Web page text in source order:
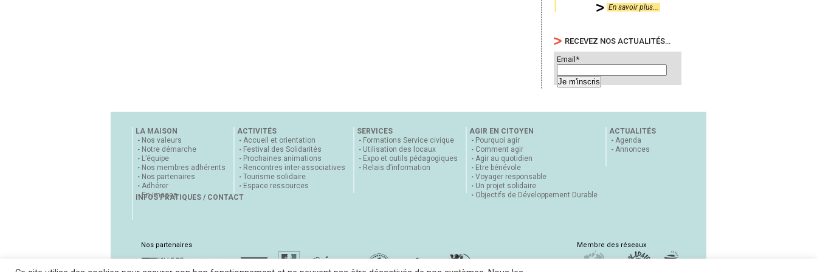
En savoir plus...
RECEVEZ NOS ACTUALITÉS…
Email*
LA MAISON
Nos valeurs
Notre démarche
L’équipe
Nos membres adhérents
Nos partenaires
Adhérer
En images
ACTIVITÉS
Accueil et orientation
Festival des Solidarités
Prochaines animations
Rencontres inter-associatives
Tourisme solidaire
Espace ressources
SERVICES
Formations Service civique
Utilisation des locaux
Expo et outils pédagogiques
Relais d’information
AGIR EN CITOYEN
Pourquoi agir
Comment agir
Agir au quotidien
Etre bénévole
Voyager responsable
Un projet solidaire
Objectifs de Développement Durable
ACTUALITÉS
Agenda
Annonces
INFOS PRATIQUES / CONTACT
Nos partenaires Membre des réseaux